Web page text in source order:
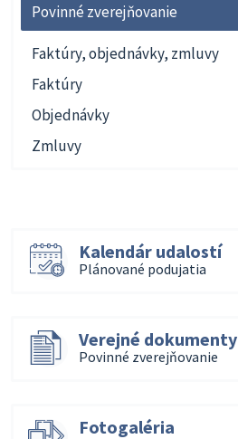
Povinné zverejňovanie
Faktúry, objednávky, zmluvy
Faktúry
Objednávky
Zmluvy
Kalendár udalostí
Plánované podujatia
Verejné dokumenty
Povinné zverejňovanie
Fotogaléria